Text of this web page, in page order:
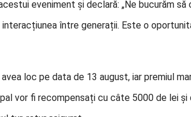
eveniment și declară: „Ne bucurăm
între generații. Este o
loc pe data de 13 august, iar premiul
vor fi recompensați cu câte 5000 de lei